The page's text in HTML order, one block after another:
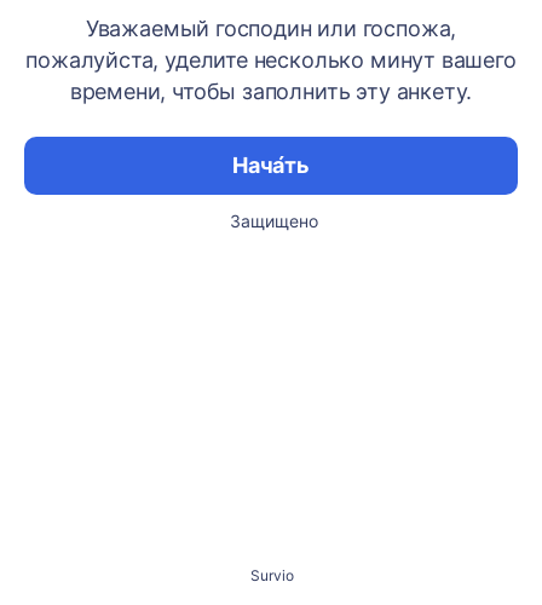
Уважаемый господин или госпожа,
пожалуйста, уделите несколько минут вашего
времени, чтобы заполнить эту анкету.
Нача́ть
Защищено
Survio